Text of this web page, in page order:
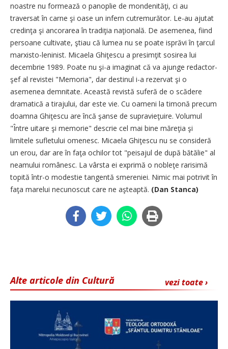
noastre nu formează o panoplie de mondenităţi, ci au
traversat în carne şi oase un infern cutremurător. Le-au ajutat
credinţa şi ancorarea în tradiţia naţională. De asemenea, fiind
persoane cultivate, ştiau că lumea nu se poate isprăvi în ţarcul
marxisto-leninist. Micaela Ghiţescu a presimţit sosirea lui
decembrie 1989. Poate nu şi-a imaginat că va ajunge redactor-
şef al revistei "Memoria", dar destinul i-a rezervat şi o
asemenea demnitate. Această revistă suferă de o scădere
dramatică a tirajului, dar este vie. Cu oameni la timonă precum
doamna Ghiţescu are încă şanse de supravieţuire. Volumul
"Între uitare şi memorie" descrie cel mai bine măreţia şi
limitele sufletului omenesc. Micaela Ghiţescu nu se consideră
un erou, dar are în faţa ochilor tot "peisajul de după bătălie" al
neamului românesc. La vârsta ei exprimă o nobleţe rarisimă
topită într-o modestie tangentă smereniei. Nimic mai potrivit în
faţa marelui necunoscut care ne aşteaptă. (Dan Stanca)
vezi toate ›
Alte articole din Cultură